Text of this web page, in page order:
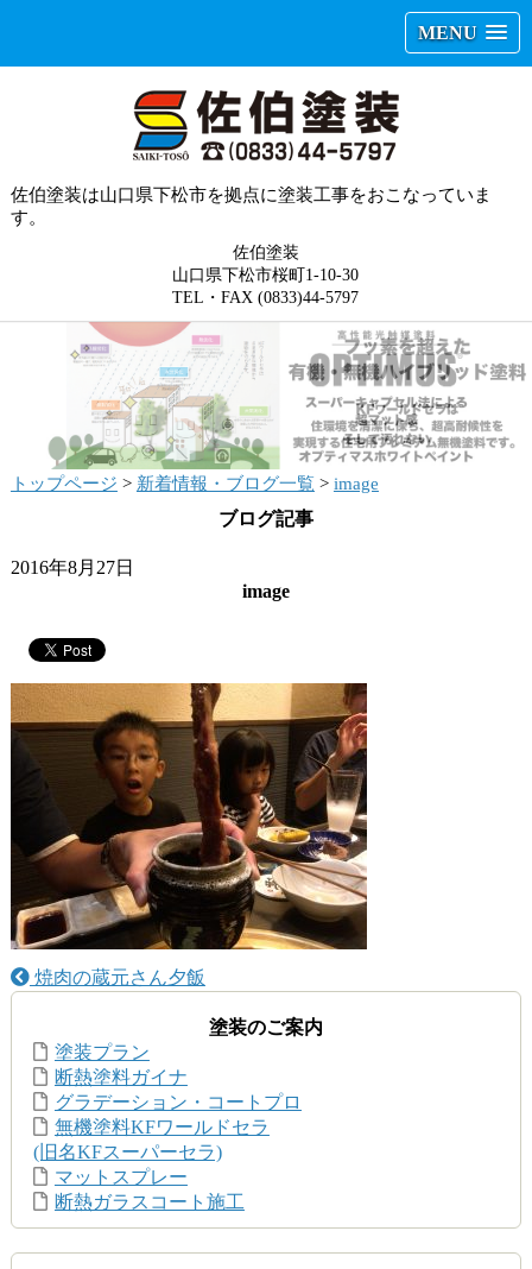
MENU
佐伯塗装は山口県下松市を拠点に塗装工事をおこなっていま
す。
佐伯塗装
山口県下松市桜町1-10-30
TEL・FAX (0833)44-5797
トップページ > 新着情報・ブログ一覧> image
ブログ記事
2016年8月27日
image
焼肉の蔵元さん夕飯
塗装のご案内
塗装プラン
断熱塗料ガイナ
グラデーション・コートプロ
無機塗料KFワールドセラ
(旧名KFスーパーセラ)
マットスプレー
断熱ガラスコート施工